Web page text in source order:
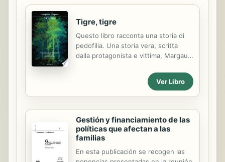
Tigre, tigre
Questo libro racconta una storia di
pedofilia. Una storia vera, scritta
dalla protagonista e vittima, Margaux
con onestà e con uno sguardo
incredibilmente lucido, affronta a
quindici anni di distanza i momenti
Ver Libro
Gestión y financiamiento de las
políticas que afectan a las
familias
En esta publicación se recogen las